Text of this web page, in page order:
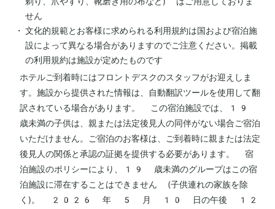
せん
文化的規範とお客様に求められる利用規約は国および宿泊施
設によって異なる場合がありますのでご注意ください。掲載
の利用規約は施設が定めたものです
ホテルご到着時にはフロントデスクのスタッフがお迎えしま
す。施設から提供された情報は、自動翻訳ツールを使用して翻
訳されている場合があります。 この宿泊施設では、19
歳未満の子供は、親または法定後見人の同伴がない場合ご宿泊
いただけません。ご宿泊のお客様は、ご到着時に親または法定
後見人の関係と承認の証拠を提供する必要があります。 宿
泊施設のポリシーにより、19 歳未満のグループはこの宿
泊施設に滞在することはできません (子供連れの家族を除
く)。 2026 年 5 月 10 日の午後 12